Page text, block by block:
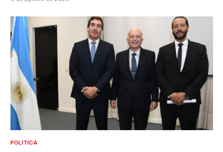
POLÍTICA